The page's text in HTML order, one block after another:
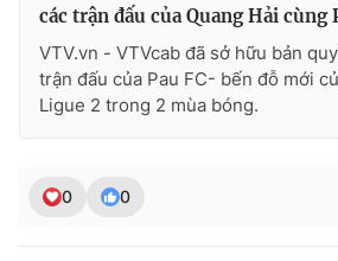
các trận đấu của Quang Hải cùng
VTV.vn - VTVcab đã sở hữu bản
trận đấu của Pau FC- bến đỗ mới
Ligue 2 trong 2 mùa bóng.
0 0